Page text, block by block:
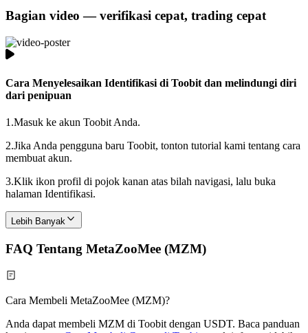
Bagian video — verifikasi cepat, trading cepat
Cara Menyelesaikan Identifikasi di Toobit dan melindungi diri
dari penipuan
1.Masuk ke akun Toobit Anda.
2.Jika Anda pengguna baru Toobit, tonton tutorial kami tentang cara
membuat akun.
3.Klik ikon profil di pojok kanan atas bilah navigasi, lalu buka
halaman Identifikasi.
Lebih Banyak
FAQ Tentang MetaZooMee (MZM)
Cara Membeli MetaZooMee (MZM)?
Anda dapat membeli MZM di Toobit dengan USDT. Baca panduan